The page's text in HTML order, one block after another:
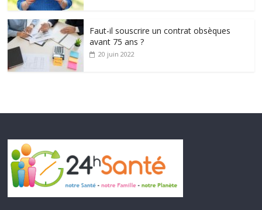
Faut-il souscrire un contrat obsèques
avant 75 ans ?
20 juin 2022